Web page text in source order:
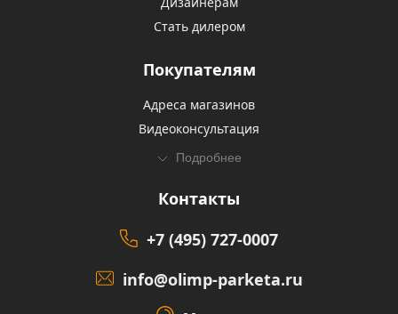
Стать дилером
Покупателям
Адреса магазинов
Видеоконсультация
Подробнее
Контакты
+7 (495) 727-0007
info@olimp-parketa.ru